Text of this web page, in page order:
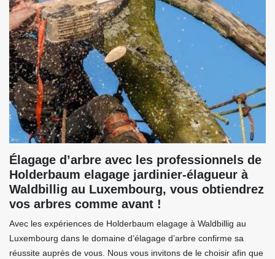
Élagage d’arbre avec les professionnels de
Holderbaum elagage jardinier-élagueur à
Waldbillig au Luxembourg, vous obtiendrez
vos arbres comme avant !
Avec les expériences de Holderbaum elagage à Waldbillig au
Luxembourg dans le domaine d’élagage d’arbre confirme sa
réussite auprès de vous. Nous vous invitons de le choisir afin que